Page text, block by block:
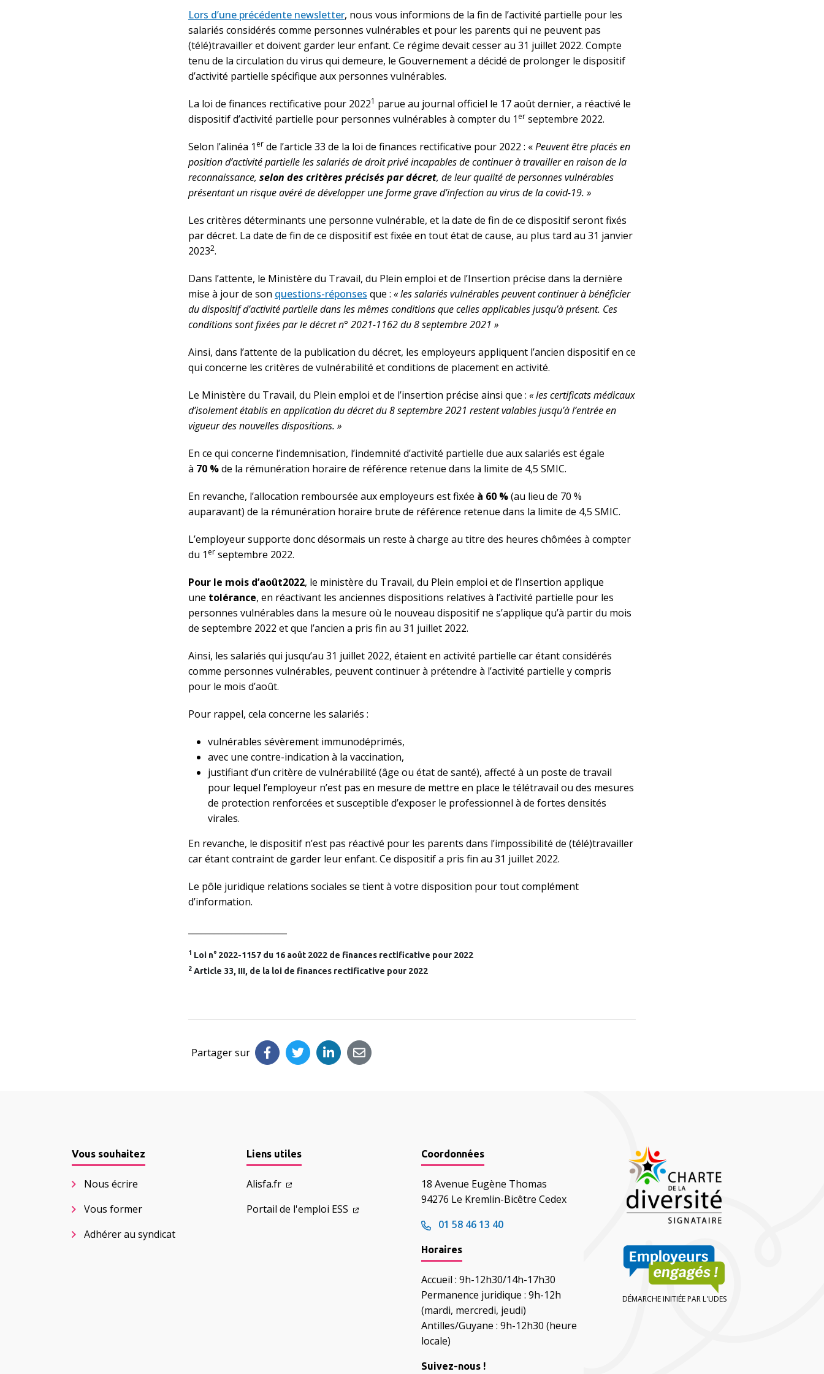
Lors d’une précédente newsletter, nous vous informions de la fin de l’activité partielle pour les
salariés considérés comme personnes vulnérables et pour les parents qui ne peuvent pas
(télé)travailler et doivent garder leur enfant. Ce régime devait cesser au 31 juillet 2022. Compte
tenu de la circulation du virus qui demeure, le Gouvernement a décidé de prolonger le dispositif
d’activité partielle spécifique aux personnes vulnérables.
La loi de finances rectificative pour 20221 parue au journal officiel le 17 août dernier, a réactivé le
dispositif d’activité partielle pour personnes vulnérables à compter du 1 er septembre 2022.
Selon l’alinéa 1 er de l’article 33 de la loi de finances rectificative pour 2022 : «Peuvent être placés en
position d’activité partielle les salariés de droit privé incapables de continuer à travailler en raison de la
reconnaissance, selon des critères précisés par décret, de leur qualité de personnes vulnérables
présentant un risque avéré de développer une forme grave d’infection au virus de la covid-19. »
Les critères déterminants une personne vulnérable, et la date de fin de ce dispositif seront fixés
par décret. La date de fin de ce dispositif est fixée en tout état de cause, au plus tard au 31 janvier
20232.
Dans l’attente, le Ministère du Travail, du Plein emploi et de l’Insertion précise dans la dernière
mise à jour de son questions-réponses que : « les salariés vulnérables peuvent continuer à bénéficier
du dispositif d’activité partielle dans les mêmes conditions que celles applicables jusqu’à présent. Ces
conditions sont fixées par le décret n° 2021-1162 du 8 septembre 2021 »
Ainsi, dans l’attente de la publication du décret, les employeurs appliquent l’ancien dispositif en ce
qui concerne les critères de vulnérabilité et conditions de placement en activité.
Le Ministère du Travail, du Plein emploi et de l’insertion précise ainsi que : « les certificats médicaux
d’isolement établis en application du décret du 8 septembre 2021 restent valables jusqu’à l’entrée en
vigueur des nouvelles dispositions. »
En ce qui concerne l’indemnisation, l’indemnité d’activité partielle due aux salariés est égale
à 70 %de la rémunération horaire de référence retenue dans la limite de 4,5 SMIC.
En revanche, l’allocation remboursée aux employeurs est fixée à 60 %(au lieu de 70 %
auparavant) de la rémunération horaire brute de référence retenue dans la limite de 4,5 SMIC.
L’employeur supporte donc désormais un reste à charge au titre des heures chômées à compter
du 1 er septembre 2022.
Pour le mois d’août2022, le ministère du Travail, du Plein emploi et de l’Insertion applique
une tolérance, en réactivant les anciennes dispositions relatives à l’activité partielle pour les
personnes vulnérables dans la mesure où le nouveau dispositif ne s’applique qu’à partir du mois
de septembre 2022 et que l’ancien a pris fin au 31 juillet 2022.
Ainsi, les salariés qui jusqu’au 31 juillet 2022, étaient en activité partielle car étant considérés
comme personnes vulnérables, peuvent continuer à prétendre à l’activité partielle y compris
pour le mois d’août.
Pour rappel, cela concerne les salariés :
vulnérables sévèrement immunodéprimés,
avec une contre-indication à la vaccination,
justifiant d’un critère de vulnérabilité (âge ou état de santé), affecté à un poste de travail
pour lequel l’employeur n’est pas en mesure de mettre en place le télétravail ou des mesures
de protection renforcées et susceptible d’exposer le professionnel à de fortes densités
virales.
En revanche, le dispositif n’est pas réactivé pour les parents dans l’impossibilité de (télé)travailler
car étant contraint de garder leur enfant. Ce dispositif a pris fin au 31 juillet 2022.
Le pôle juridique relations sociales se tient à votre disposition pour tout complément
d’information.
1 Loi n° 2022-1157 du 16 août 2022 de finances rectificative pour 2022
2 Article 33, III, de la loi de finances rectificative pour 2022
Partager sur
Vous souhaitez
Nous écrire
Vous former
Adhérer au syndicat
Liens utiles
Alisfa.fr
Portail de l'emploi ESS
Coordonnées
18 Avenue Eugène Thomas
94276 Le Kremlin-Bicêtre Cedex
01 58 46 13 40
Horaires
Accueil : 9h-12h30/14h-17h30
Permanence juridique : 9h-12h
(mardi, mercredi, jeudi)
Antilles/Guyane : 9h-12h30 (heure
locale)
Suivez-nous !
DÉMARCHE INITIÉE PAR L'UDES